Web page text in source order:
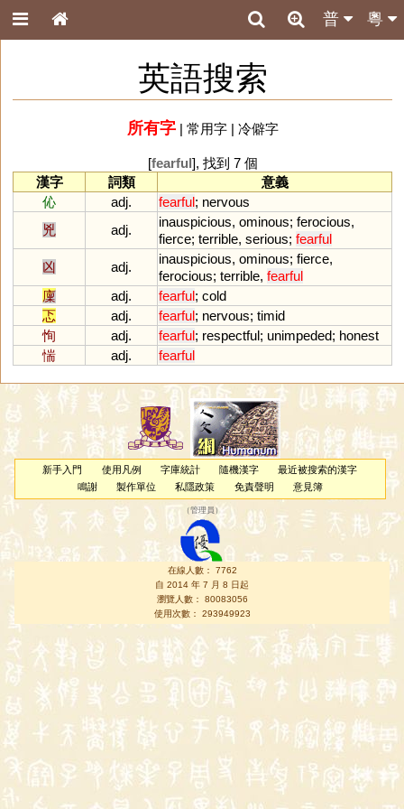
粵
普
英語搜索
所有字| 常用字| 冷僻字
[fearful], 找到 7 個
漢字
詞類
意義
伈
adj. fearful; nervous
兇
adj.
inauspicious, ominous; ferocious,
fierce; terrible, serious; fearful
凶
adj.
inauspicious, ominous; fierce,
ferocious; terrible, fearful
廩
adj. fearful; cold
忑
adj. fearful; nervous; timid
恂
adj. fearful; respectful; unimpeded; honest
惴
adj. fearful
新手入門 使用凡例 字庫統計 隨機漢字
最近被搜索的漢字
鳴謝
製作單位 私隱政策 免責聲明 意見簿
（管理員 ）
在線人數： 7762
自 2014 年 7 月 8 日起
瀏覽人數： 80083056
使用次數： 293949923